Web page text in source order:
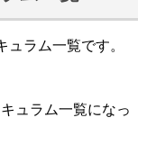
ラム一覧です。
ュラム一覧になっ